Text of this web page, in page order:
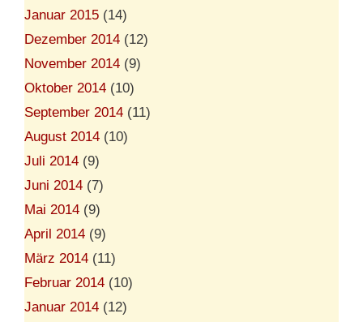
Januar 2015 (14)
Dezember 2014 (12)
November 2014 (9)
Oktober 2014 (10)
September 2014 (11)
August 2014 (10)
Juli 2014 (9)
Juni 2014 (7)
Mai 2014 (9)
April 2014 (9)
März 2014 (11)
Februar 2014 (10)
Januar 2014 (12)